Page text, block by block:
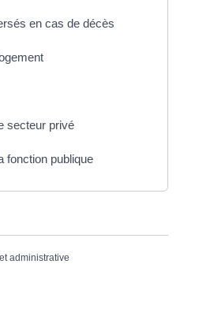
en cas de décès
secteur privé
fonction publique
administrative